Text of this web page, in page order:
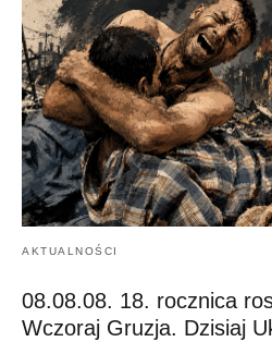
AKTUALNOŚCI
08.08.08. 18. rocznica
Wczoraj Gruzja. Dzisiaj